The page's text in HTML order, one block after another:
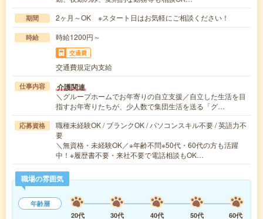
期間 2ヶ月～OK ※スタート日はお気軽にご相談ください！
時給 時給1200円～
交通費
交通費規定内支給
仕事内容 介護関連
＼グループホームでお年寄りの自立支援／自立した生活を目
指すお年寄りたちが、少人数で集団生活を送る「グ…
応募資格
職種未経験OK / ブランクOK / パソコンスキル不要 / 英語力不
要
＼無資格・未経験OK／※年齢不問※50代・60代の方も活躍
中！※履歴書不要・来社不要で電話相談もOK…
職場の雰囲気
年齢層
20代
30代 40代 50代
60代